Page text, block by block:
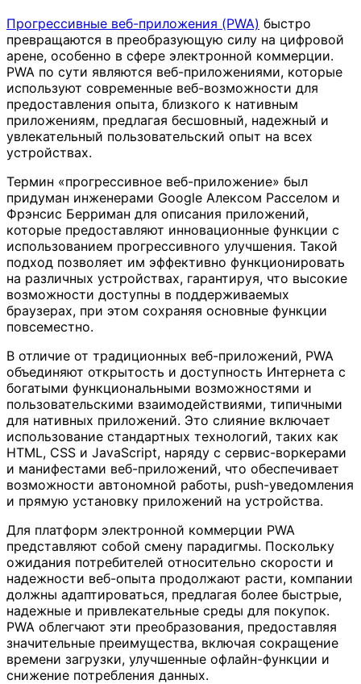
Прогрессивные веб-приложения (PWA) быстро
превращаются в преобразующую силу на цифровой
арене, особенно в сфере электронной коммерции.
PWA по сути являются веб-приложениями, которые
используют современные веб-возможности для
предоставления опыта, близкого к нативным
приложениям, предлагая бесшовный, надежный и
увлекательный пользовательский опыт на всех
устройствах.
Термин «прогрессивное веб-приложение» был
придуман инженерами Google Алексом Расселом и
Фрэнсис Берриман для описания приложений,
которые предоставляют инновационные функции с
использованием прогрессивного улучшения. Такой
подход позволяет им эффективно функционировать
на различных устройствах, гарантируя, что высокие
возможности доступны в поддерживаемых
браузерах, при этом сохраняя основные функции
повсеместно.
В отличие от традиционных веб-приложений, PWA
объединяют открытость и доступность Интернета с
богатыми функциональными возможностями и
пользовательскими взаимодействиями, типичными
для нативных приложений. Это слияние включает
использование стандартных технологий, таких как
HTML, CSS и JavaScript, наряду с сервис-воркерами
и манифестами веб-приложений, что обеспечивает
возможности автономной работы, push-уведомления
и прямую установку приложений на устройства.
Для платформ электронной коммерции PWA
представляют собой смену парадигмы. Поскольку
ожидания потребителей относительно скорости и
надежности веб-опыта продолжают расти, компании
должны адаптироваться, предлагая более быстрые,
надежные и привлекательные среды для покупок.
PWA облегчают эти преобразования, предоставляя
значительные преимущества, включая сокращение
времени загрузки, улучшенные офлайн-функции и
снижение потребления данных.